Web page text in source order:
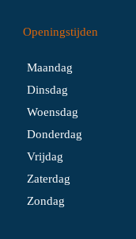
Openingstijden
Maandag
Dinsdag
Woensdag
Donderdag
Vrijdag
Zaterdag
Zondag